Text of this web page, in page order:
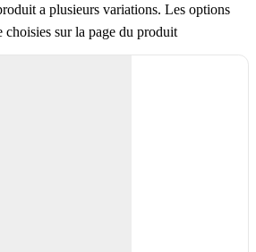
a plusieurs variations. Les options
choisies sur la page du produit